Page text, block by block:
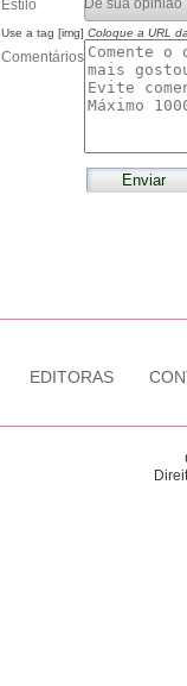
Estilo
Use a tag [img] Coloque a URL
Comentários
EDITORAS